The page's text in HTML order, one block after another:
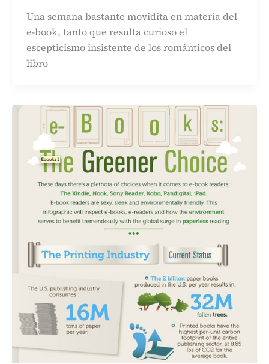
Una semana bastante movidita en materia del
e-book, tanto que resulta curioso el
escepticismo insistente de los románticos del
libro